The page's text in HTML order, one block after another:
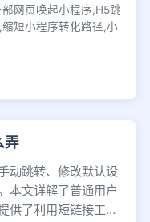
网页唤起小程序,H5跳
短小程序转化路径,小
弄
动跳转、修改默认设
本文详解了普通用户
供了利用短链接工具